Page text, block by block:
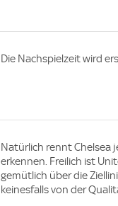
Die Nachspielzeit wird
Natürlich rennt Chelsea
erkennen. Freilich ist
gemütlich über die
keinesfalls von der